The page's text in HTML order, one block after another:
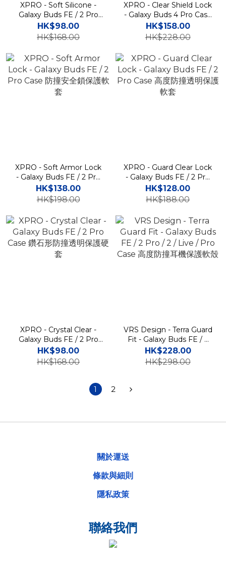
XPRO - Soft Silicone -
Galaxy Buds FE / 2 Pro
Case 貼身舒適手感矽膠保
護軟套
HK$98.00
HK$168.00
XPRO - Clear Shield Lock
- Galaxy Buds 4 Pro Case
高度防撞透明安全鎖保護套
HK$158.00
HK$228.00
XPRO - Soft Armor Lock
- Galaxy Buds FE / 2 Pro
Case 防撞安全鎖保護軟套
HK$138.00
HK$198.00
XPRO - Guard Clear Lock
- Galaxy Buds FE / 2 Pro
Case 高度防撞透明保護軟
套
HK$128.00
HK$188.00
XPRO - Crystal Clear -
Galaxy Buds FE / 2 Pro
Case 鑽石形防撞透明保護
硬套
HK$98.00
HK$168.00
VRS Design - Terra Guard
Fit - Galaxy Buds FE / 2
Pro / 2 / Live / Pro Case
高度防撞耳機保護軟殼
HK$228.00
HK$298.00
1 2
關於運送
條款與細則
隱私政策
聯絡我們